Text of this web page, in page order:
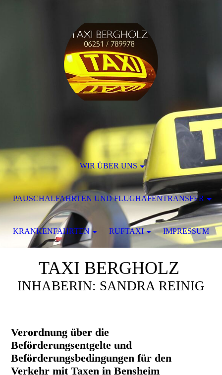
TAXI BERGHOLZ
INHABERIN: SANDRA REINIG
Verordnung über die
Beförderungsentgelte und
Beförderungsbedingungen für den
Verkehr mit Taxen in Bensheim
WIR ÜBER UNS
PAUSCHALFAHRTEN UND FLUGHAFENTRANSFER
KRANKENFAHRTEN RUFTAXI IMPRESSUM